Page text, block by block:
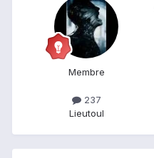
Membre
237
Lieutoul